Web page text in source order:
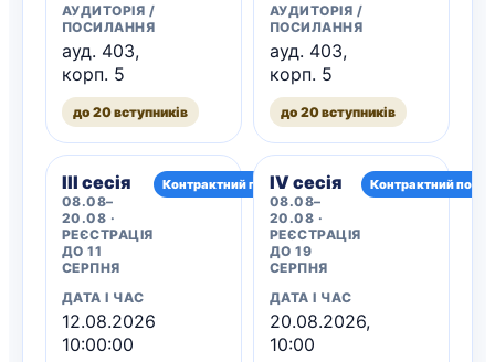
АУДИТОРІЯ /
ПОСИЛАННЯ
ауд. 403,
корп. 5
до 20 вступників
АУДИТОРІЯ /
ПОСИЛАННЯ
ауд. 403,
корп. 5
до 20 вступників
III сесія
08.08–
20.08 ·
РЕЄСТРАЦІЯ
ДО 11
СЕРПНЯ
Контрактний потік
ДАТА І ЧАС
12.08.2026
10:00:00
IV сесія
08.08–
20.08 ·
РЕЄСТРАЦІЯ
ДО 19
СЕРПНЯ
Контрактний потік
ДАТА І ЧАС
20.08.2026,
10:00